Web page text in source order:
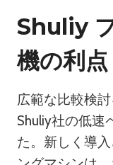
Shuliy
機の利点
広範な比較検
Shuliy社の低速
た。新しく導